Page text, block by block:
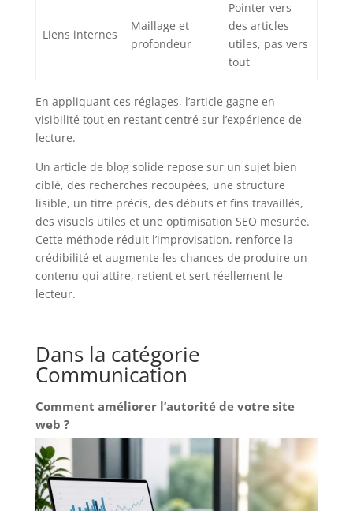
Liens internes
Maillage et
profondeur
Pointer vers
des articles
utiles, pas vers
tout
En appliquant ces réglages, l’article gagne en
visibilité tout en restant centré sur l’expérience de
lecture.
Un article de blog solide repose sur un sujet bien
ciblé, des recherches recoupées, une structure
lisible, un titre précis, des débuts et fins travaillés,
des visuels utiles et une optimisation SEO mesurée.
Cette méthode réduit l’improvisation, renforce la
crédibilité et augmente les chances de produire un
contenu qui attire, retient et sert réellement le
lecteur.
Dans la catégorie
Communication
Comment améliorer l’autorité de votre site
web ?